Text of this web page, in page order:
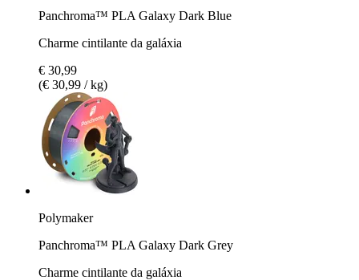
Panchroma™ PLA Galaxy Dark Blue
Charme cintilante da galáxia
€ 30,99
(€ 30,99 / kg)
Polymaker
Panchroma™ PLA Galaxy Dark Grey
Charme cintilante da galáxia